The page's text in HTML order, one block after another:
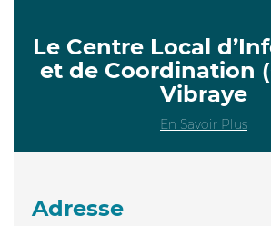
Le Centre Local
et de Coordination
Vibraye
En Savoir Plus
Adresse